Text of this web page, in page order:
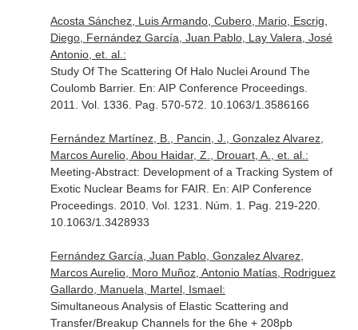
Acosta Sánchez, Luis Armando, Cubero, Mario, Escrig,
Diego, Fernández García, Juan Pablo, Lay Valera, José
Antonio, et. al.:
Study Of The Scattering Of Halo Nuclei Around The
Coulomb Barrier. En: AIP Conference Proceedings.
2011. Vol. 1336. Pag. 570-572. 10.1063/1.3586166
Fernández Martínez, B., Pancin, J., Gonzalez Alvarez,
Marcos Aurelio, Abou Haidar, Z., Drouart, A., et. al.:
Meeting-Abstract: Development of a Tracking System of
Exotic Nuclear Beams for FAIR. En: AIP Conference
Proceedings. 2010. Vol. 1231. Núm. 1. Pag. 219-220.
10.1063/1.3428933
Fernández García, Juan Pablo, Gonzalez Alvarez,
Marcos Aurelio, Moro Muñoz, Antonio Matías, Rodriguez
Gallardo, Manuela, Martel, Ismael:
Simultaneous Analysis of Elastic Scattering and
Transfer/Breakup Channels for the 6he + 208pb